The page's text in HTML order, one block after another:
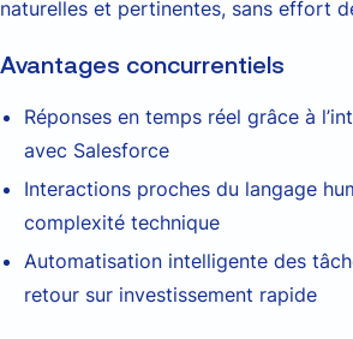
naturelles et pertinentes, sans effort
Avantages concurrentiels
Réponses en temps réel grâce à
avec Salesforce
Interactions proches du langage
complexité technique
Automatisation intelligente des
retour sur investissement rapide